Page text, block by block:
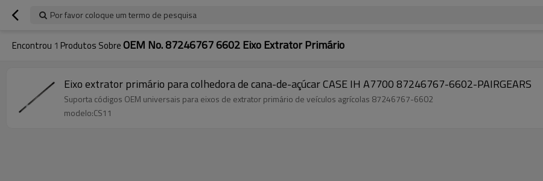
Por favor coloque um termo de pesquisa
Encontrou 1 Produtos SobreOEM No. 87246767 6602 Eixo Extrator Primário
Eixo extrator primário para colhedora de cana-de-açúcar CASE IH A7700 87246767-6602-PAIRGEARS
Suporta códigos OEM universais para eixos de extrator primário de veículos agrícolas 87246767-6602
modelo:CS11